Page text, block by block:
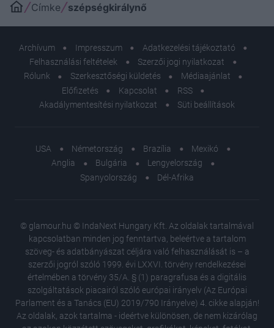
Címke szépségkirálynő
Archívum Impresszum
Adatkezelési tájékoztató
Felhasználási feltételek
Szerzői jogi nyilatkozat
Rólunk
Szerkesztőségi küldetés
Médiaajánlat
Előfizetés
Kapcsolat
RSS
Akadálymentesítési nyilatkozat
Süti beállítások
USA Németország Brazília
Mexikó
Anglia
Bulgária
Lengyelország
Spanyolország
Dél-Afrika
© glamour.hu © IndaNext Hungary Kft. Az oldalak tartalmával
kapcsolatban minden jog fenntartva, beleértve a tartalom
szöveg- és adatbányászat céljára való felhasználását is – a
szerzői jogról szóló 1999. évi LXXVI. törvény rendelkezései
értelmében a törvény 35/A. § (1) paragrafusa és a digitális
szolgáltatások piacairól szóló európai irányelv (Az Európai
Parlament és a Tanács (EU) 2019/790 Irányelve) 4. cikke alapján!
Az oldalak, azok tartalma - ideértve különösen, de nem kizárólag